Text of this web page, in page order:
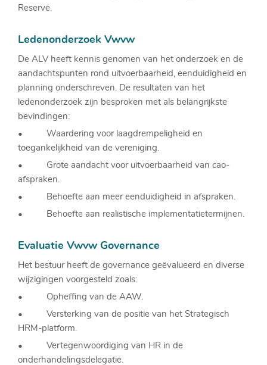
Reserve.
Ledenonderzoek Vwvw
De ALV heeft kennis genomen van het onderzoek en de
aandachtspunten rond uitvoerbaarheid, eenduidigheid en
planning onderschreven. De resultaten van het
ledenonderzoek zijn besproken met als belangrijkste
bevindingen:
• Waardering voor laagdrempeligheid en
toegankelijkheid van de vereniging.
• Grote aandacht voor uitvoerbaarheid van cao-
afspraken.
• Behoefte aan meer eenduidigheid in afspraken.
• Behoefte aan realistische implementatietermijnen.
Evaluatie Vwvw Governance
Het bestuur heeft de governance geëvalueerd en diverse
wijzigingen voorgesteld zoals:
• Opheffing van de AAW.
• Versterking van de positie van het Strategisch
HRM-platform.
• Vertegenwoordiging van HR in de
onderhandelingsdelegatie.